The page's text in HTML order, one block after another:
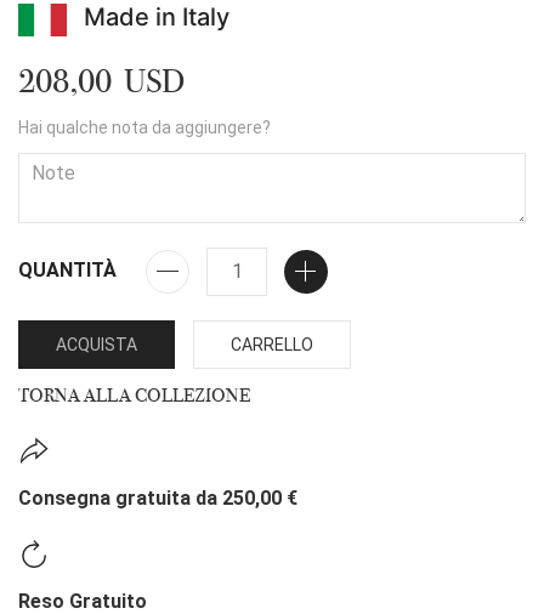
Made in Italy
208,00 USD
Hai qualche nota da aggiungere?
QUANTITÀ
ACQUISTA CARRELLO
TORNA ALLA COLLEZIONE
Consegna gratuita da 250,00 €
Reso Gratuito